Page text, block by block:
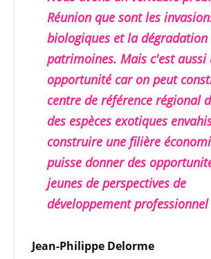
Réunion que sont les
biologiques et la dégradation
patrimoines. Mais c'est aussi
opportunité car on peut
centre de référence régional
des espèces exotiques
construire une filière
puisse donner des
jeunes de perspectives de
développement professionnel
Jean-Philippe Delorme